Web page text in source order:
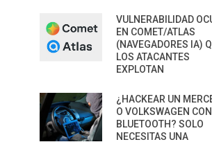
VULNERABILIDAD
EN COMET/ATLAS
(NAVEGADORES IA)
LOS ATACANTES
EXPLOTAN
¿HACKEAR UN
O VOLKSWAGEN CON
BLUETOOTH? SOLO
NECESITAS UNA